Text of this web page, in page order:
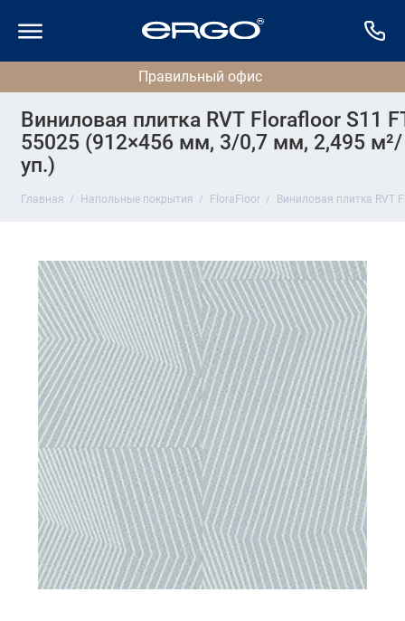
Виниловая плитка RVT Florafloor S11
55025 (912×456 мм, 3/0,7 мм, 2,495 м²/
уп.)
Главная Напольные покрытия FloraFloor Виниловая плитка RVT